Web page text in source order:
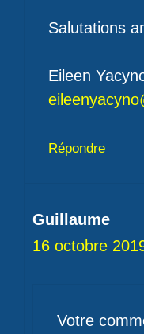
Salutations
Eileen
Répondre
Guillaume
16 octobre
Votre